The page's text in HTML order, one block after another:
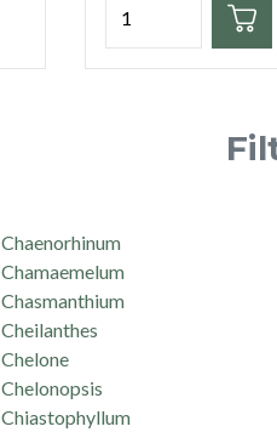
Chaenorhinum
Chamaemelum
Chasmanthium
Cheilanthes
Chelone
Chelonopsis
Chiastophyllum